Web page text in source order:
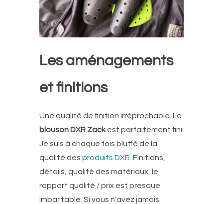
Les aménagements
et finitions
Une qualité de finition irréprochable. Le
blouson DXR Zackest parfaitement fini.
Je suis à chaque fois bluffé de la
qualité des produits DXR . Finitions,
détails, qualité des matériaux, le
rapport qualité / prix est presque
imbattable. Si vous n’avez jamais